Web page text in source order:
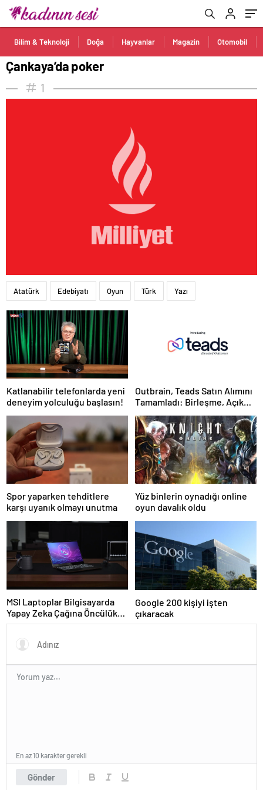
Bilim & Teknoloji Doğa Hayvanlar Magazin Otomobil
Çankaya’da poker
1
Atatürk Edebiyatı Oyun Türk Yazı
Katlanabilir telefonlarda yeni
deneyim yolculuğu başlasın!
Outbrain, Teads Satın Alımını
Tamamladı: Birleşme, Açık
İnternet için Tüm Kanallarda
Sonuç Odaklı Bir Platform
Oluşturuyor
Spor yaparken tehditlere
karşı uyanık olmayı unutma
Yüz binlerin oynadığı online
oyun davalık oldu
MSI Laptoplar Bilgisayarda
Yapay Zeka Çağına Öncülük
Ediyor
Google 200 kişiyi işten
çıkaracak
Gönder
En az 10 karakter gerekli